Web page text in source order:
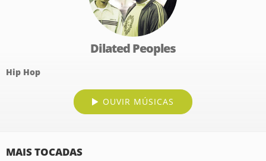
Dilated Peoples
Hip Hop
OUVIR MÚSICAS
MAIS TOCADAS